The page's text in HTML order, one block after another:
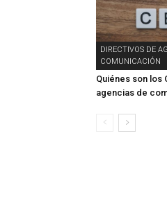
DIRECTIVOS DE
COMUNICACIÓN
Quiénes son los
agencias de